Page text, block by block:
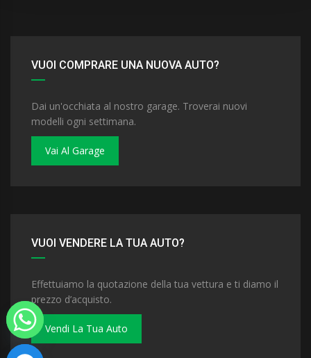
VUOI COMPRARE UNA NUOVA AUTO?
Dai un'occhiata al nostro garage. Troverai nuovi
modelli ogni settimana.
Vai Al Garage
VUOI VENDERE LA TUA AUTO?
Effettuiamo la quotazione della tua vettura e ti diamo il
prezzo d’acquisto.
Vendi La Tua Auto